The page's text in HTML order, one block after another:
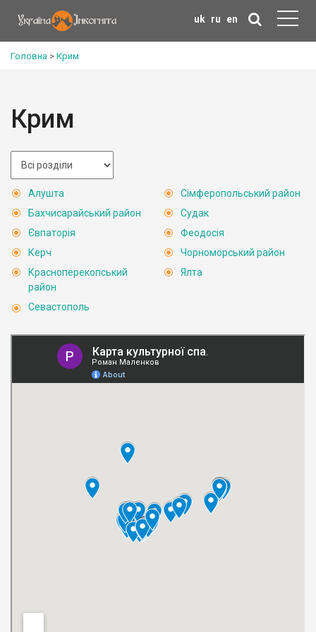
uk ru en
Головна > Крим
Крим
Алушта
Бахчисарайський район
Євпаторія
Керч
Красноперекопський
район
Севастополь
Сімферопольський район
Судак
Феодосія
Чорноморський район
Ялта